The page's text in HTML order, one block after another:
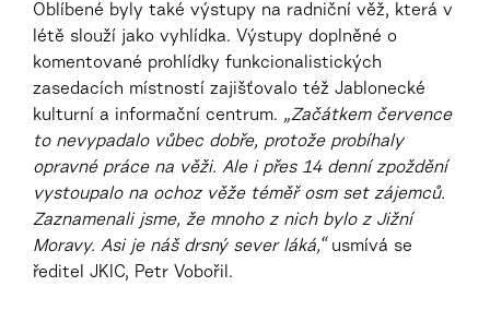
Oblíbené byly také výstupy na radniční věž, která v
létě slouží jako vyhlídka. Výstupy doplněné o
komentované prohlídky funkcionalistických
zasedacích místností zajišťovalo též Jablonecké
kulturní a informační centrum. „Začátkem července
to nevypadalo vůbec dobře, protože probíhaly
opravné práce na věži. Ale i přes 14 denní zpoždění
vystoupalo na ochoz věže téměř osm set zájemců.
Zaznamenali jsme, že mnoho z nich bylo z Jižní
Moravy. Asi je náš drsný sever láká,“usmívá se
ředitel JKIC, Petr Vobořil.